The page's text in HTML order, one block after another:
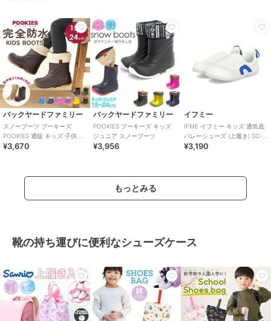
バックヤードファミリー
スノーブーツ プーキーズ
POOKIES 通販 キッズ 子供 こ
ども 防水 完全防水 15cm 16
¥3,670
バックヤードファミリー
POOKIES プーキーズ キッズ
ジュニア スノーブーツ
¥3,956
イフミー
IFME イフミー キッズ 通気底
バレーシューズ (上履き) SC-
0002
¥3,190
もっとみる
靴の持ち運びに便利なシューズケース